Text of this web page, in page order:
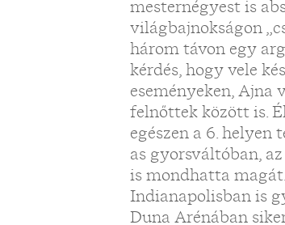
mesternégyest is
világbajnokságon
három távon egy
kérdés, hogy vele
eseményeken, Ajna
felnőttek között is.
egészen a 6.
as gyorsváltóban,
is mondhatta
Indianapolisban is
Duna Arénában